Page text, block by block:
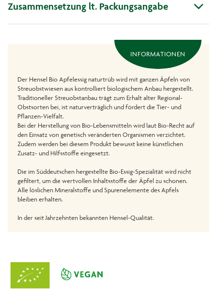
Zusammensetzung lt. Packungsangabe
INFORMATIONEN
Der Hensel Bio Apfelessig naturtrüb wird mit ganzen Äpfeln von
Streuobstwiesen aus kontrolliert biologischem Anbau hergestellt.
Traditioneller Streuobstanbau trägt zum Erhalt alter Regional-
Obstsorten bei, ist naturverträglich und fördert die Tier- und
Pflanzen-Vielfalt.
Bei der Herstellung von Bio-Lebensmitteln wird laut Bio-Recht auf
den Einsatz von genetisch veränderten Organismen verzichtet.
Zudem werden bei diesem Produkt bewusst keine künstlichen
Zusatz- und Hilfsstoffe eingesetzt.
Die im Süddeutschen hergestellte Bio-Essig-Spezialität wird nicht
gefiltert, um die wertvollen Inhaltsstoffe der Äpfel zu schonen.
Alle löslichen Mineralstoffe und Spurenelemente des Apfels
bleiben erhalten.
In der seit Jahrzehnten bekannten Hensel-Qualität.